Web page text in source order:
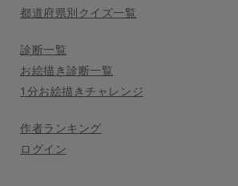
都道府県別クイズ一覧
診断一覧
お絵描き診断一覧
1分お絵描きチャレンジ
作者ランキング
ログイン